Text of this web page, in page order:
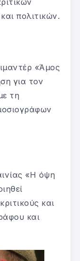
πολιτικών.
«Άμος
για τον
τη
«Η όψη
και
και